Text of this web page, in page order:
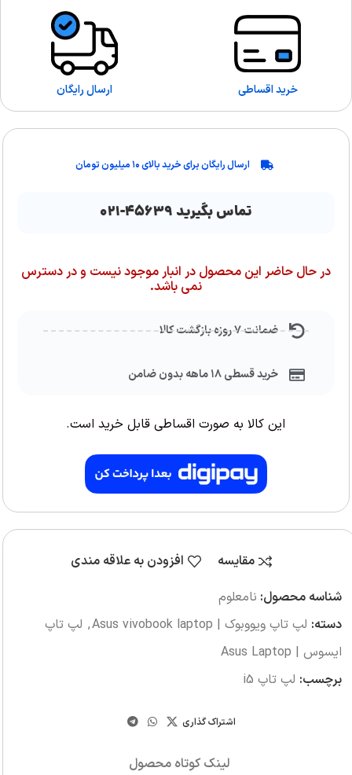
خرید اقساطی ارسال رایگان
ارسال رایگان برای خرید بالای ۱۰ میلیون تومان
تماس بگیرید ۴۵۶۳۹-۰۲۱
در حال حاضر این محصول در انبار موجود نیست و در دسترس
نمی باشد.
ضمانت ۷ روزه بازگشت کالا
خرید قسطی ۱۸ ماهه بدون ضامن
این کالا به صورت اقساطی قابل خرید است.
مقایسه
افزودن به علاقه مندی
شناسه محصول: نامعلوم
دسته: لپ تاپ ویووبوک | Asus vivobook laptop , لپ تاپ
ایسوس | Asus Laptop
برچسب: لپ تاپ i5
اشتراک گذاری
لینک کوتاه محصول